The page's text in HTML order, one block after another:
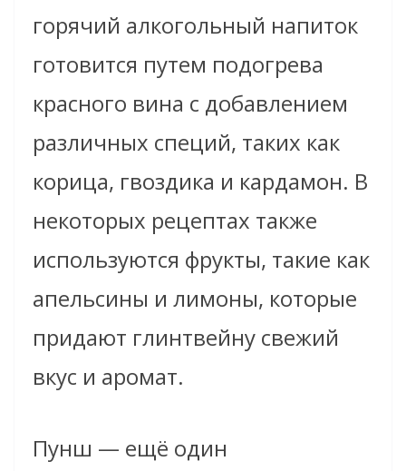
горячий алкогольный напиток
готовится путем подогрева
красного вина с добавлением
различных специй, таких как
корица, гвоздика и кардамон. В
некоторых рецептах также
используются фрукты, такие как
апельсины и лимоны, которые
придают глинтвейну свежий
вкус и аромат.
Пунш — ещё один